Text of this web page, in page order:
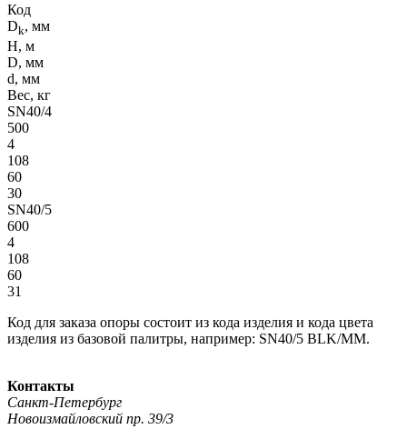
Код
Dk, мм
H, м
D, мм
d, мм
Вес, кг
SN40/4
500
4
108
60
30
SN40/5
600
4
108
60
31
Код для заказа опоры состоит из кода изделия и кода цвета
изделия из базовой палитры, например: SN40/5 BLK/MM.
Контакты
Санкт-Петербург
Новоизмайловский пр. 39/3